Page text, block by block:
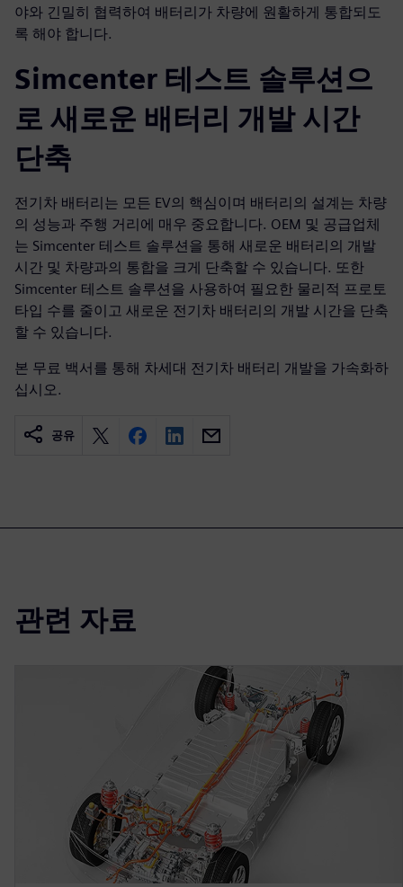
야와 긴밀히 협력하여 배터리가 차량에 원활하게 통합되도
록 해야 합니다.
Simcenter 테스트 솔루션으
로 새로운 배터리 개발 시간
단축
전기차 배터리는 모든 EV의 핵심이며 배터리의 설계는 차량
의 성능과 주행 거리에 매우 중요합니다. OEM 및 공급업체
는 Simcenter 테스트 솔루션을 통해 새로운 배터리의 개발
시간 및 차량과의 통합을 크게 단축할 수 있습니다. 또한
Simcenter 테스트 솔루션을 사용하여 필요한 물리적 프로토
타입 수를 줄이고 새로운 전기차 배터리의 개발 시간을 단축
할 수 있습니다.
본 무료 백서를 통해 차세대 전기차 배터리 개발을 가속화하
십시오.
공유
관련 자료